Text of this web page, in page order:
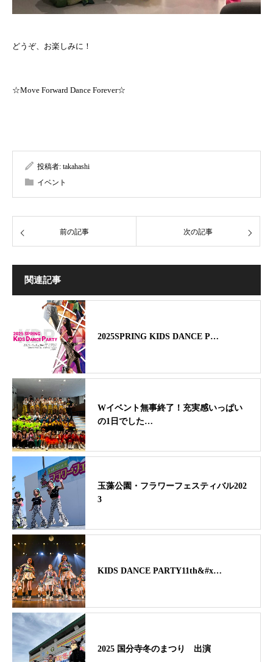
どうぞ、お楽しみに！
☆Move Forward Dance Forever☆
投稿者: takahashi
イベント
前の記事 次の記事
関連記事
2025SPRING KIDS DANCE P…
Wイベント無事終了！充実感いっぱい
の1日でした…
玉藻公園・フラワーフェスティバル202
3
KIDS DANCE PARTY11th&#x…
2025 国分寺冬のまつり 出演